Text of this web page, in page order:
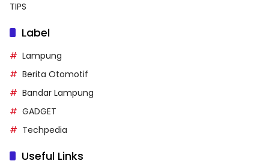
TIPS
Label
Lampung
Berita Otomotif
Bandar Lampung
GADGET
Techpedia
Useful Links